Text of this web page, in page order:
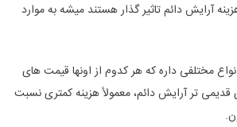
آرایش دائم تاثیر گذار هستند میشه به موارد
مختلفی داره که هر کدوم از اونها قیمت های
تر آرایش دائم، معمولاً هزینه کمتری نسبت